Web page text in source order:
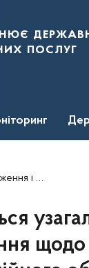
послуг
електричної енергії